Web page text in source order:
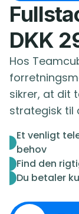
DKK
Hos
sikrer, at dit
strategisk til
Et venligt
behov
Find den
Du betaler